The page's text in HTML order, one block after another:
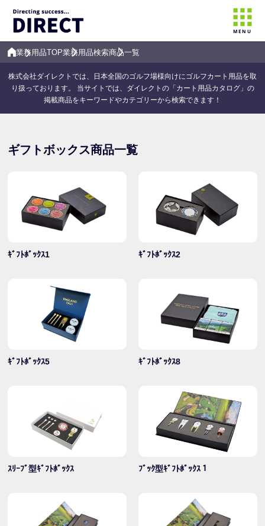
MENU
業務用品TOP業務用品検索商品一覧
株式会社ダイレクトでは、日本全国のゴルフ場様向けにゴルフカート用品を取
り扱っております。 当サイトでは、ダイレクトの「カート用品カタログ」の
掲載商品をキーワードやカテゴリーから検索できます！
ギフトボックス商品一覧
ｷﾞﾌﾄﾎﾞｯｸｽ1 ｷﾞﾌﾄﾎﾞｯｸｽ2
ｷﾞﾌﾄﾎﾞｯｸｽ5 ｷﾞﾌﾄﾎﾞｯｸｽ8
ｽﾘｰﾌﾞ型ｷﾞﾌﾄﾎﾞｯｸｽ ﾌﾞｯｸ型ｷﾞﾌﾄﾎﾞｯｸｽ１